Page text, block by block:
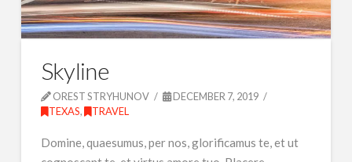
Skyline
OREST STRYHUNOV
DECEMBER 7, 2019
TEXAS, TRAVEL
Domine, quaesumus, per nos, glorificamus te, et ut